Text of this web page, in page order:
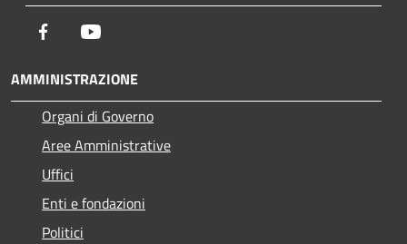
Facebook
AMMINISTRAZIONE
Organi di Governo
Aree Amministrative
Uffici
Enti e fondazioni
Politici